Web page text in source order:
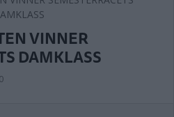
VINNER
DAMKLASS